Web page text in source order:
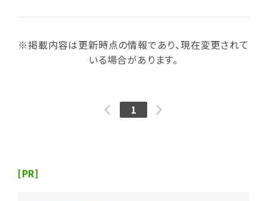
※掲載内容は更新時点の情報であり、現在変更されて
いる場合があります。
1
[PR]